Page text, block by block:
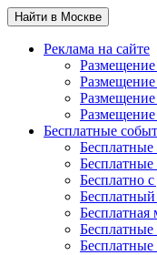
Найти в Москве
Реклама на сайте
Размещение
Бесплатные
Бесплатно